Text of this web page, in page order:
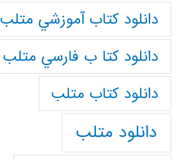
دانلود كتاب آموزشي متلب
دانلود كتا ب فارسي متلب
دانلود كتاب متلب
دانلود متلب